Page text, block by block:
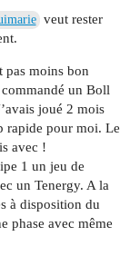
veut rester
pas moins bon
commandé un Boll
joué 2 mois
rapide pour moi. Le
avec !
1 un jeu de
un Tenergy. A la
à disposition du
phase avec même